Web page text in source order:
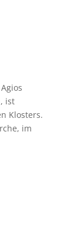
ist
Klosters.
im